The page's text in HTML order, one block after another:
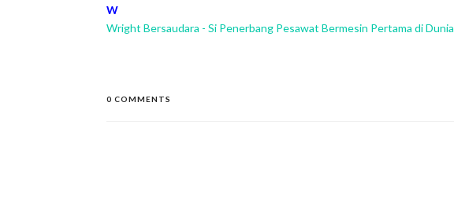
W
Wright Bersaudara - Si Penerbang Pesawat Bermesin Pertama di Dunia
0 COMMENTS